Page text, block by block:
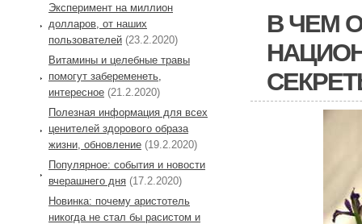
В ЧЕМ
Эксперимент на миллион
долларов, от наших
пользователей (23.2.2020)
Витамины и целебные травы
помогут забеременеть,
интересное (21.2.2020)
Полезная информация для всех
ценителей здорового образа
жизни, обновление (19.2.2020)
Популярное: события и новости
вчерашнего дня (17.2.2020)
Новинка: почему аристотель
никогда не стал бы расистом и